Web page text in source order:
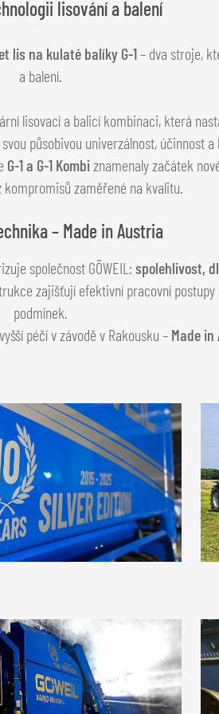
lisování a balení
lis na kulaté balíky G-1– dva stroje,
a balení.
lisovací a balicí kombinaci, která
působivou univerzálnost, účinnost
G-1 a G-1 Kombiznamenaly začátek
kompromisů zaměřené na kvalitu.
– Made in Austria
společnost GÖWEIL: spolehlivost,
zajišťují efektivní pracovní
podmínek.
péčí v závodě v Rakousku – Made